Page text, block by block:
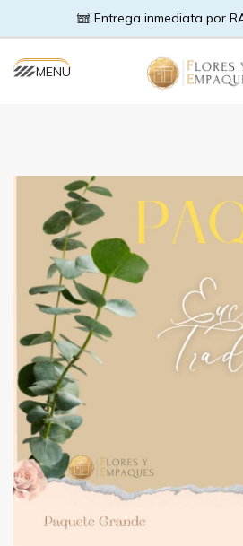
Entrega inmediata por
MENU